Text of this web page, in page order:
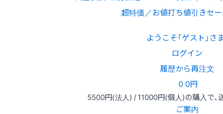
超特価／お値打ち値引きセ
ようこそ「ゲスト」さま
ログイン
履歴から再注文
0 0円
5500円(法人) /11000円(個人)の購入で、
ご案内